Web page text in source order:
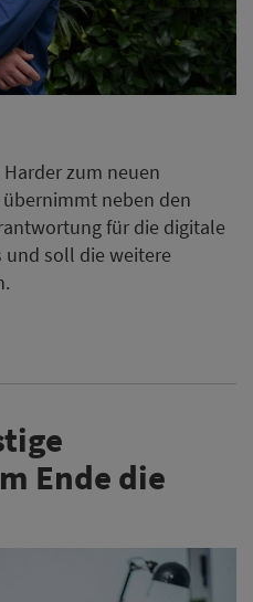
zum neuen
neben den
für die digitale
und soll die weitere
Ende die